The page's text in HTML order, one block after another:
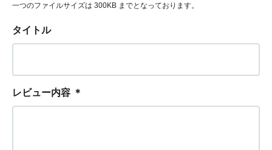
一つのファイルサイズは 300KB までとなっております。
タイトル
レビュー内容 ＊